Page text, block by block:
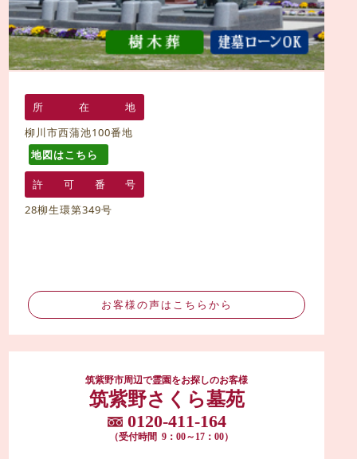
所 在
地
柳川市西蒲池100番地
地図はこちら
許 可 番
号
28柳生環第349号
お客様の声はこちらから
筑紫野市周辺で霊園をお探しのお客様
筑紫野さくら墓苑
0120-411-164
（受付時間 9：00～17：00）